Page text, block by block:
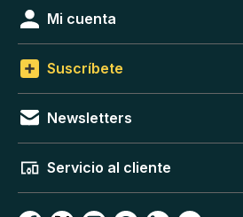
Mi cuenta
Suscríbete
Newsletters
Servicio al cliente